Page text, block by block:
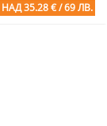
НАД 35.28 € / 69 ЛВ.